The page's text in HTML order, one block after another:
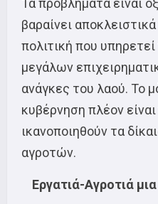
Τα προβλήματα είναι
βαραίνει
πολιτική που
μεγάλων
ανάγκες του λαού. Το
κυβέρνηση πλέον
ικανοποιηθούν τα
αγροτών.
Εργατιά-Αγροτιά